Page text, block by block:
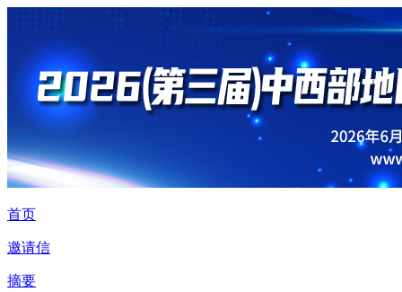
首页
邀请信
摘要